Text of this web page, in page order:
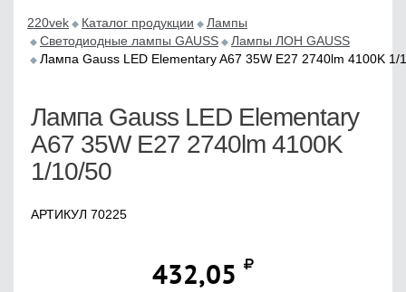
220vek Каталог продукции
Лампы
Светодиодные лампы GAUSS
Лампы ЛОН GAUSS
Лампа Gauss LED Elementary A67 35W E27 2740lm 4100K 1/
Лампа Gauss LED Elementary
A67 35W E27 2740lm 4100K
1/10/50
АРТИКУЛ 70225
432,05